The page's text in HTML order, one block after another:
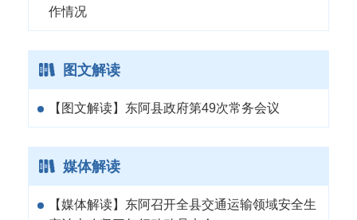
作情况
图文解读
【图文解读】东阿县政府第49次常务会议
媒体解读
【媒体解读】东阿召开全县交通运输领域安全生